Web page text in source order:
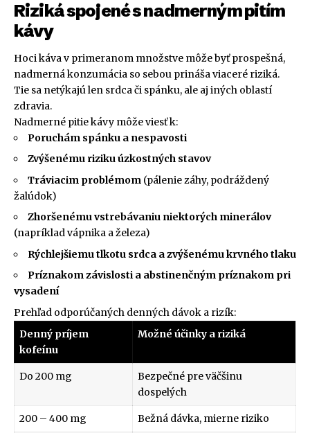
Riziká spojené s nadmerným pitím
kávy
Hoci káva v primeranom množstve môže byť prospešná,
nadmerná konzumácia so sebou prináša viaceré riziká.
Tie sa netýkajú len srdca či spánku, ale aj iných oblastí
zdravia.
Nadmerné pitie kávy môže viesť k:
Poruchám spánku a nespavosti
Zvýšenému riziku úzkostných stavov
Tráviacim problémom (pálenie záhy, podráždený
žalúdok)
Zhoršenému vstrebávaniu niektorých minerálov
(napríklad vápnika a železa)
Rýchlejšiemu tlkotu srdca a zvýšenému krvného tlaku
Príznakom závislosti a abstinenčným príznakom pri
vysadení
Prehľad odporúčaných denných dávok a rizík:
Denný príjem
kofeínu
Možné účinky a riziká
Do 200 mg
Bezpečné pre väčšinu
dospelých
200 – 400 mg Bežná dávka, mierne riziko